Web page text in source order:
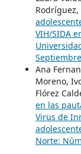
Rodríguez,
VIH/SIDA
Ana
Moreno,
Flórez
en las
Virus de
Norte: